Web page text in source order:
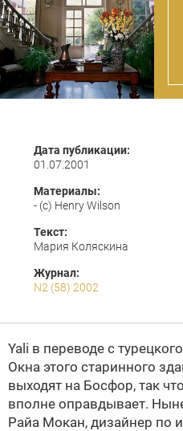
Дата публикации:
01.07.2001
Материалы:
- (c) Henry Wilson
Текст:
Мария Коляскина
Журнал:
N2 (58) 2002
Yali в переводе с
Окна этого старинного
выходят на Босфор, так
вполне оправдывает.
Райа Мокан, дизайнер по